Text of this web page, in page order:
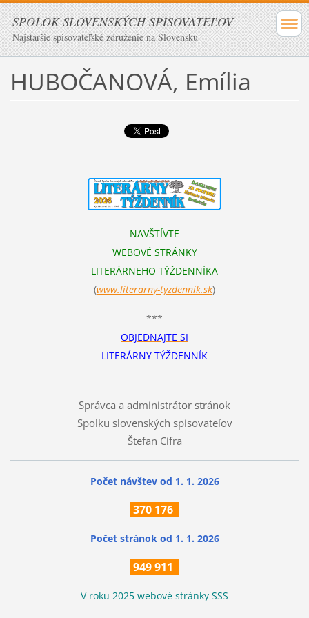
SPOLOK SLOVENSKÝCH SPISOVATEĽOV
Najstaršie spisovateľské združenie na Slovensku
HUBOČANOVÁ, Emília
NAVŠTÍVTE
WEBOVÉ STRÁNKY
LITERÁRNEHO TÝŽDENNÍKA
(www.literarny-tyzdennik.sk)
***
OBJEDNAJTE SI
LITERÁRNY TÝŽDENNÍK
Správca a administrátor stránok
Spolku slovenských spisovateľov
Štefan Cifra
Počet návštev od 1. 1. 2026
370 176
Počet stránok od 1. 1. 2026
949 911
V roku 2025 webové stránky SSS